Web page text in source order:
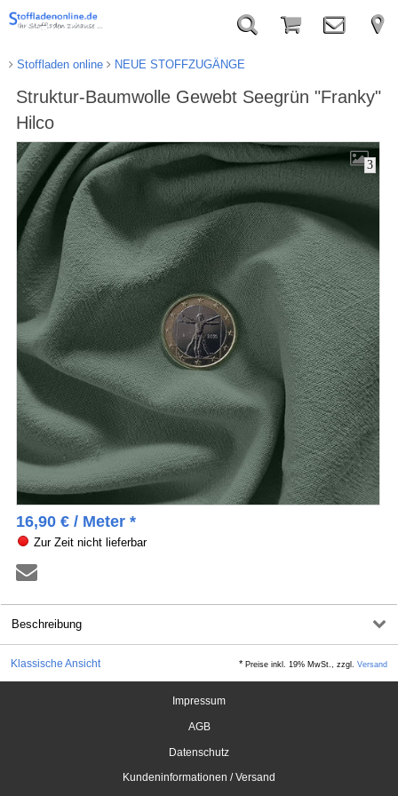
Stoffladen online NEUE STOFFZUGÄNGE
Struktur-Baumwolle Gewebt Seegrün "Franky"
Hilco
3
16,90 €/ Meter *
Zur Zeit nicht lieferbar
Beschreibung
Klassische Ansicht *Preise inkl. 19% MwSt., zzgl.Versand
Impressum
AGB
Datenschutz
Kundeninformationen / Versand